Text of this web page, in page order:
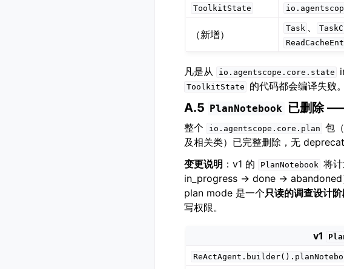
ToolkitState
（新增）
Task
凡是从 io.agentscope.core.state
ToolkitState 的代码都会编译失败
A.5 PlanNotebook 已删除
整个 io.agentscope.core.plan 包（
及相关类）已完整删除，无
变更说明 ：v1 的 PlanNotebook 将
in_progress → done → abandoned
plan mode 是一个只读的调查设计
写权限。
v1